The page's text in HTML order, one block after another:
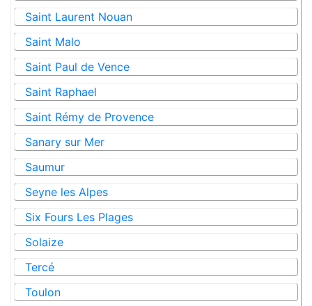
Saint Laurent Nouan
Saint Malo
Saint Paul de Vence
Saint Raphael
Saint Rémy de Provence
Sanary sur Mer
Saumur
Seyne les Alpes
Six Fours Les Plages
Solaize
Tercé
Toulon